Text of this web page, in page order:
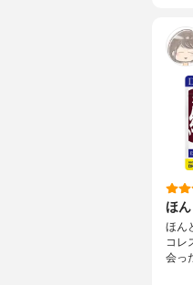
ほ
ほ
コレ
会っ